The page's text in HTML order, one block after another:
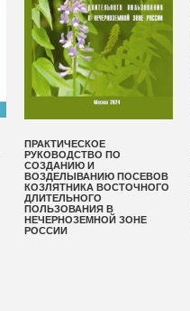
ПРАКТИЧЕСКОЕ
РУКОВОДСТВО ПО
СОЗДАНИЮ И
ВОЗДЕЛЫВАНИЮ ПОСЕВОВ
КОЗЛЯТНИКА ВОСТОЧНОГО
ДЛИТЕЛЬНОГО
ПОЛЬЗОВАНИЯ В
НЕЧЕРНОЗЕМНОЙ ЗОНЕ
РОССИИ